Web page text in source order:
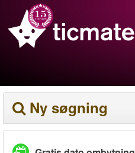
Ny søgning